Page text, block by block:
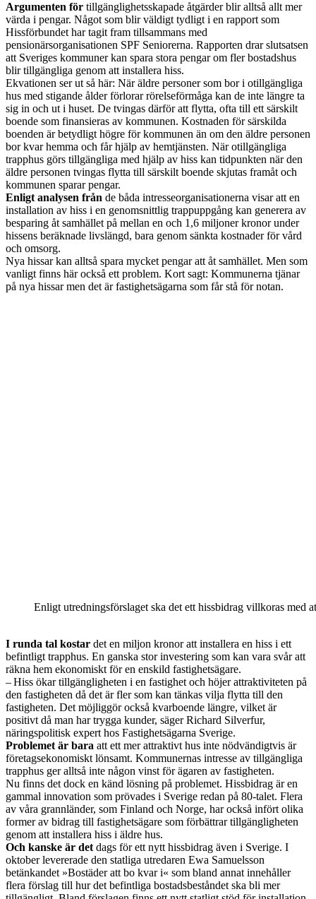
Argumenten för tillgänglighetsskapade åtgärder blir alltså allt mer
värda i pengar. Något som blir väldigt tydligt i en rapport som
Hissförbundet har tagit fram tillsammans med
pensionärsorganisationen SPF Seniorerna. Rapporten drar slutsatsen
att Sveriges kommuner kan spara stora pengar om fler bostadshus
blir tillgängliga genom att installera hiss.
Ekvationen ser ut så här: När äldre personer som bor i otillgängliga
hus med stigande ålder förlorar rörelseförmåga kan de inte längre ta
sig in och ut i huset. De tvingas därför att flytta, ofta till ett särskilt
boende som finansieras av kommunen. Kostnaden för särskilda
boenden är betydligt högre för kommunen än om den äldre personen
bor kvar hemma och får hjälp av hemtjänsten. När otillgängliga
trapphus görs tillgängliga med hjälp av hiss kan tidpunkten när den
äldre personen tvingas flytta till särskilt boende skjutas framåt och
kommunen sparar pengar.
Enligt analysen från de båda intresseorganisationerna visar att en
installation av hiss i en genomsnittlig trappuppgång kan generera av
besparing åt samhället på mellan en och 1,6 miljoner kronor under
hissens beräknade livslängd, bara genom sänkta kostnader för vård
och omsorg.
Nya hissar kan alltså spara mycket pengar att åt samhället. Men som
vanligt finns här också ett problem. Kort sagt: Kommunerna tjänar
på nya hissar men det är fastighetsägarna som får stå för notan.
Enligt utredningsförslaget ska det ett hissbidrag villkoras med
I runda tal kostar det en miljon kronor att installera en hiss i ett
befintligt trapphus. En ganska stor investering som kan vara svår att
räkna hem ekonomiskt för en enskild fastighetsägare.
– Hiss ökar tillgängligheten i en fastighet och höjer attraktiviteten på
den fastigheten då det är fler som kan tänkas vilja flytta till den
fastigheten. Det möjliggör också kvarboende längre, vilket är
positivt då man har trygga kunder, säger Richard Silverfur,
näringspolitisk expert hos Fastighetsägarna Sverige.
Problemet är bara att ett mer attraktivt hus inte nödvändigtvis är
företagsekonomiskt lönsamt. Kommunernas intresse av tillgängliga
trapphus ger alltså inte någon vinst för ägaren av fastigheten.
Nu finns det dock en känd lösning på problemet. Hissbidrag är en
gammal innovation som prövades i Sverige redan på 80-talet. Flera
av våra grannländer, som Finland och Norge, har också infört olika
former av bidrag till fastighetsägare som förbättrar tillgängligheten
genom att installera hiss i äldre hus.
Och kanske är det dags för ett nytt hissbidrag även i Sverige. I
oktober levererade den statliga utredaren Ewa Samuelsson
betänkandet »Bostäder att bo kvar i« som bland annat innehåller
flera förslag till hur det befintliga bostadsbeståndet ska bli mer